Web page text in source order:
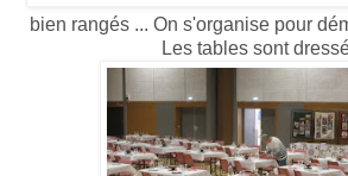
bien rangés ... On s'organise pour
Les tables sont